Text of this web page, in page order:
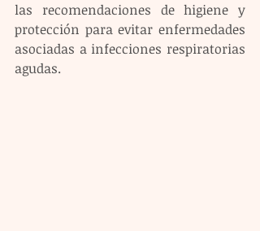
las recomendaciones de higiene y
protección para evitar enfermedades
asociadas a infecciones respiratorias
agudas.